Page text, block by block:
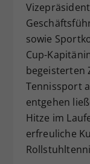
sowie
Cup-
begeisterten
Tennissport
entgehen
Hitze im
erfreuliche